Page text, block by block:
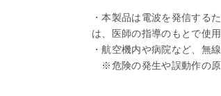
・本製品は電波を発信する
は、医師の指導のもとで使用
・航空機内や病院など、無
※危険の発生や誤動作の原